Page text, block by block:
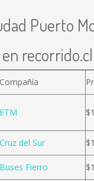
Puerto
recorrido.cl
Compañía
ETM
Cruz del Sur
Buses Fierro